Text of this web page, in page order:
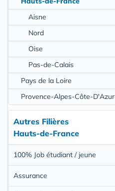
Aisne
Nord
Oise
Pas-de-Calais
Pays de la Loire
Provence-Alpes-Côte-D'Azur
Autres Filières
Hauts-de-France
100% Job étudiant / jeune
Assurance